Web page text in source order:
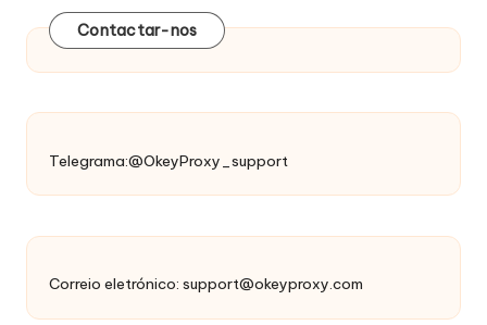
Contactar-nos
Telegrama:@OkeyProxy_support
Correio eletrónico: support@okeyproxy.com